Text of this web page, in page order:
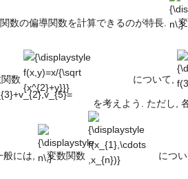
数の偏導関数を計算できるのが特長.
n\,}
数
{\displaystyle
f(x,y)=x/{\sqrt
{x^{2}+y}}}
について,
を考えよう. ただし,
には,
{\displaystyle
n\,}
変数関数
{\displaystyle
f(x_{1},\cdots
,x_{n})}
につい